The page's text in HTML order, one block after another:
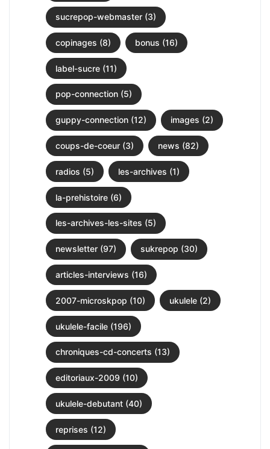
sucrepop-webmaster (3)
copinages (8) bonus (16)
label-sucre (11)
pop-connection (5)
guppy-connection (12) images (2)
coups-de-coeur (3) news (82)
radios (5) les-archives (1)
la-prehistoire (6)
les-archives-les-sites (5)
newsletter (97) sukrepop (30)
articles-interviews (16)
2007-microskpop (10) ukulele (2)
ukulele-facile (196)
chroniques-cd-concerts (13)
editoriaux-2009 (10)
ukulele-debutant (40)
reprises (12)